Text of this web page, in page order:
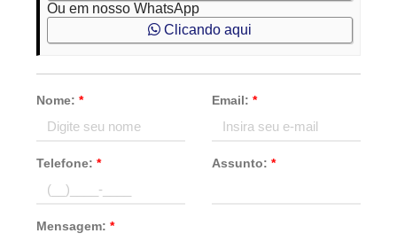
Ou em nosso WhatsApp
Clicando aqui
Nome:* Email: *
Telefone:* Assunto: *
Mensagem:*